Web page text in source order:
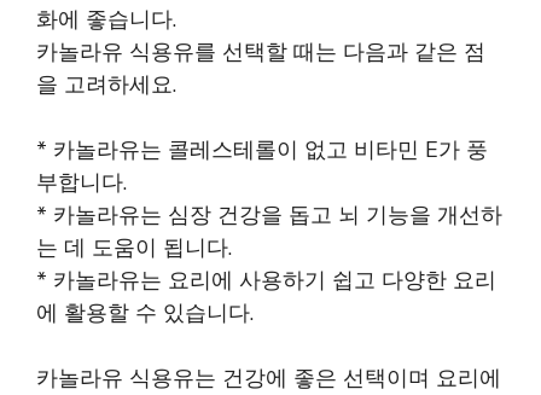
화에 좋습니다.
카놀라유 식용유를 선택할 때는 다음과 같은 점
을 고려하세요.
* 카놀라유는 콜레스테롤이 없고 비타민 E가 풍
부합니다.
* 카놀라유는 심장 건강을 돕고 뇌 기능을 개선하
는 데 도움이 됩니다.
* 카놀라유는 요리에 사용하기 쉽고 다양한 요리
에 활용할 수 있습니다.
카놀라유 식용유는 건강에 좋은 선택이며 요리에